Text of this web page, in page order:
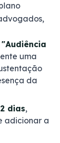
uma
da
dias,
adicionar a